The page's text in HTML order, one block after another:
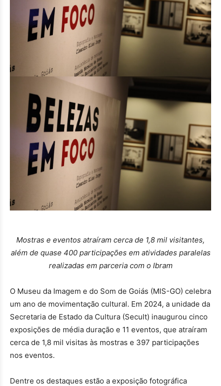
Mostras e eventos atraíram cerca de 1,8 mil visitantes,
além de quase 400 participações em atividades paralelas
realizadas em parceria com o Ibram
O Museu da Imagem e do Som de Goiás (MIS-GO) celebra
um ano de movimentação cultural. Em 2024, a unidade da
Secretaria de Estado da Cultura (Secult) inaugurou cinco
exposições de média duração e 11 eventos, que atraíram
cerca de 1,8 mil visitas às mostras e 397 participações
nos eventos.
Dentre os destaques estão a exposição fotográfica